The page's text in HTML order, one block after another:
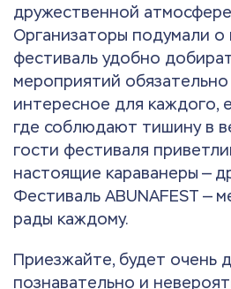
дружественной
Организаторы подумали о
фестиваль удобно
мероприятий
интересное для каждого,
где соблюдают тишину в
гости фестиваля
настоящие караванеры —
Фестиваль ABUNAFEST —
рады каждому.
Приезжайте, будет очень
познавательно и